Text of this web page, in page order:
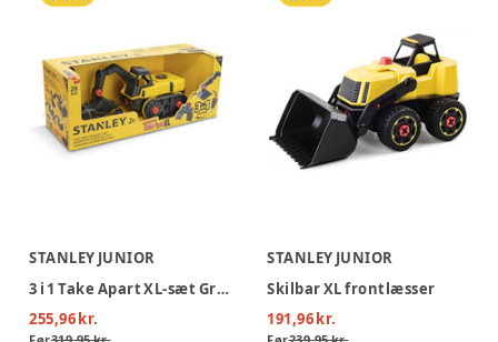
STANLEY JUNIOR
3 i 1 Take Apart XL-sæt Gravemaskine
255,96 kr.
STANLEY JUNIOR
Skilbar XL frontlæsser
191,96 kr.